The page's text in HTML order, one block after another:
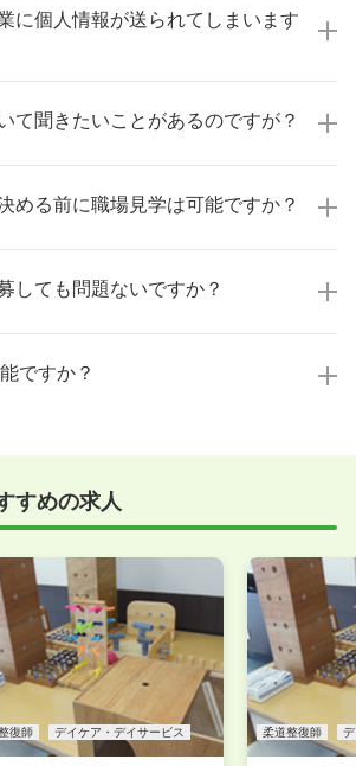
リアナビを利用して転職に成功した方
応募して自分に合った職場を選ばれて
に個人情報が送られてしまいます
報が送られることはありません！
情報をご確認いただいた上で、転職希
て聞きたいことがあるのですが？
します。
の雰囲気、研修制度など、どんな小さ
める前に職場見学は可能ですか？
れています。実際の職場環境や働く人
とで、より安心してご判断いただけま
しても問題ないですか？
ポートいたします。「転職を考え始め
何から始めればいいか分からない」とい
ですか？
が、企業様によってはWEB面接を導入
ことは可能ですので、お気軽にお申し
すめの求人
復師 デイケア・デイサービス 柔道整復師